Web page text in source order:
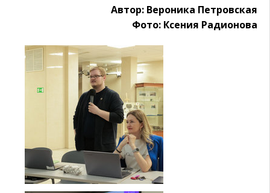
Автор: Вероника Петровская
Фото: Ксения Радионова